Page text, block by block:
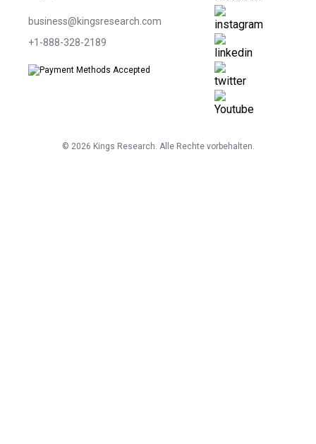
business@kingsresearch.com
+1-888-328-2189
© 2026 Kings Research. Alle Rechte vorbehalten.